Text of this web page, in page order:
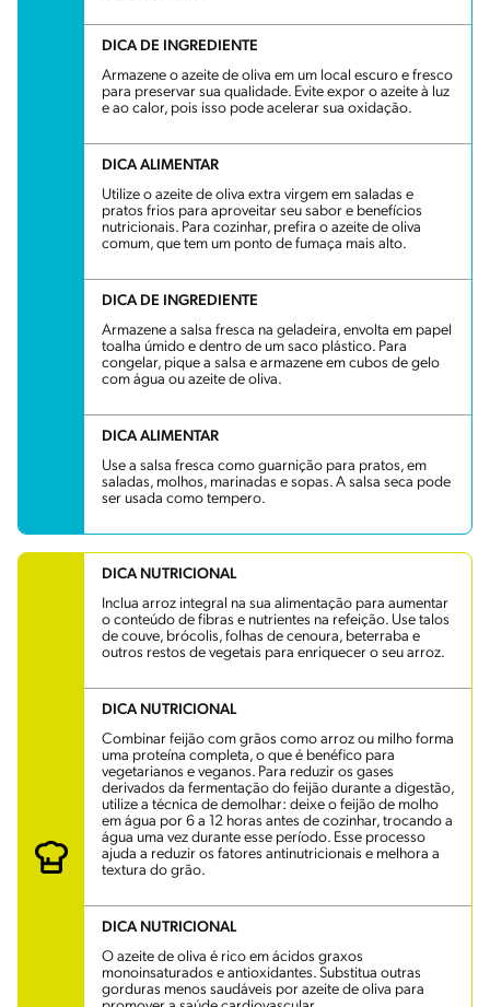
DICA DE INGREDIENTE
Armazene o azeite de oliva em um local escuro e fresco
para preservar sua qualidade. Evite expor o azeite à luz
e ao calor, pois isso pode acelerar sua oxidação.
DICA ALIMENTAR
Utilize o azeite de oliva extra virgem em saladas e
pratos frios para aproveitar seu sabor e benefícios
nutricionais. Para cozinhar, prefira o azeite de oliva
comum, que tem um ponto de fumaça mais alto.
DICA DE INGREDIENTE
Armazene a salsa fresca na geladeira, envolta em papel
toalha úmido e dentro de um saco plástico. Para
congelar, pique a salsa e armazene em cubos de gelo
com água ou azeite de oliva.
DICA ALIMENTAR
Use a salsa fresca como guarnição para pratos, em
saladas, molhos, marinadas e sopas. A salsa seca pode
ser usada como tempero.
DICA NUTRICIONAL
Inclua arroz integral na sua alimentação para aumentar
o conteúdo de fibras e nutrientes na refeição. Use talos
de couve, brócolis, folhas de cenoura, beterraba e
outros restos de vegetais para enriquecer o seu arroz.
DICA NUTRICIONAL
Combinar feijão com grãos como arroz ou milho forma
uma proteína completa, o que é benéfico para
vegetarianos e veganos. Para reduzir os gases
derivados da fermentação do feijão durante a digestão,
utilize a técnica de demolhar: deixe o feijão de molho
em água por 6 a 12 horas antes de cozinhar, trocando a
água uma vez durante esse período. Esse processo
ajuda a reduzir os fatores antinutricionais e melhora a
textura do grão.
DICA NUTRICIONAL
O azeite de oliva é rico em ácidos graxos
monoinsaturados e antioxidantes. Substitua outras
gorduras menos saudáveis por azeite de oliva para